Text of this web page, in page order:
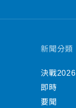
新聞分類
決戰2026
即時
要聞